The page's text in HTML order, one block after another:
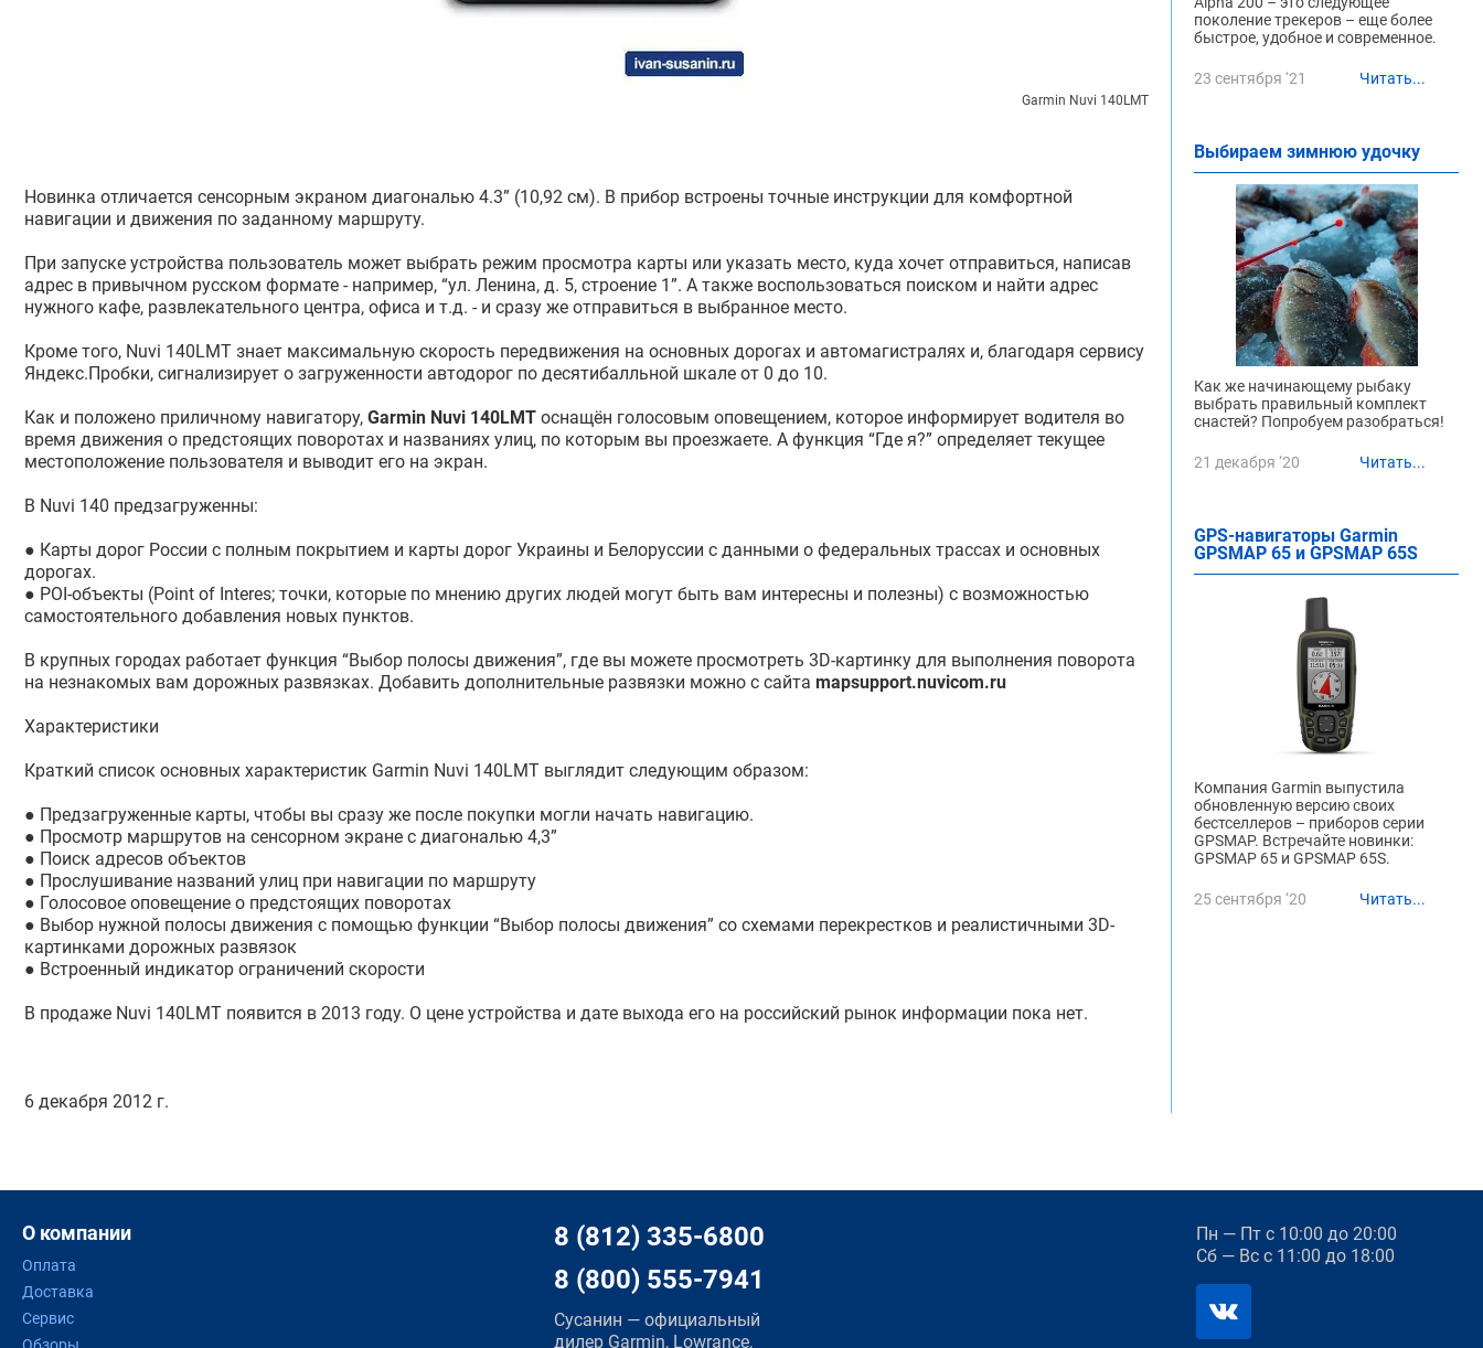
Garmin Nuvi 140LMT
Новинка отличается сенсорным экраном диагональю 4.3” (10,92 см). В прибор встроены точные инструкции для комфортной
навигации и движения по заданному маршруту.
При запуске устройства пользователь может выбрать режим просмотра карты или указать место, куда хочет отправиться, написав
адрес в привычном русском формате - например, “ул. Ленина, д. 5, строение 1”. А также воспользоваться поиском и найти адрес
нужного кафе, развлекательного центра, офиса и т.д. - и сразу же отправиться в выбранное место.
Кроме того, Nuvi 140LMT знает максимальную скорость передвижения на основных дорогах и автомагистралях и, благодаря сервису
Яндекс.Пробки, сигнализирует о загруженности автодорог по десятибалльной шкале от 0 до 10.
Как и положено приличному навигатору, Garmin Nuvi 140LMT оснащён голосовым оповещением, которое информирует водителя во
время движения о предстоящих поворотах и названиях улиц, по которым вы проезжаете. А функция “Где я?” определяет текущее
местоположение пользователя и выводит его на экран.
В Nuvi 140 предзагруженны:
● Карты дорог России с полным покрытием и карты дорог Украины и Белоруссии с данными о федеральных трассах и основных
дорогах.
● POI-объекты (Point of Interes; точки, которые по мнению других людей могут быть вам интересны и полезны) с возможностью
самостоятельного добавления новых пунктов.
В крупных городах работает функция “Выбор полосы движения”, где вы можете просмотреть 3D-картинку для выполнения поворота
на незнакомых вам дорожных развязках. Добавить дополнительные развязки можно с сайта mapsupport.nuvicom.ru
Характеристики
Краткий список основных характеристик Garmin Nuvi 140LMT выглядит следующим образом:
● Предзагруженные карты, чтобы вы сразу же после покупки могли начать навигацию.
● Просмотр маршрутов на сенсорном экране с диагональю 4,3”
● Поиск адресов объектов
● Прослушивание названий улиц при навигации по маршруту
● Голосовое оповещение о предстоящих поворотах
● Выбор нужной полосы движения с помощью функции “Выбор полосы движения” со схемами перекрестков и реалистичными 3D-
картинками дорожных развязок
● Встроенный индикатор ограничений скорости
В продаже Nuvi 140LMT появится в 2013 году. О цене устройства и дате выхода его на российский рынок информации пока нет.
6 декабря 2012 г.
поколение трекеров – еще более
быстрое, удобное и современное.
23 сентября ‘21 Читать...
Выбираем зимнюю удочку
Как же начинающему рыбаку
выбрать правильный комплект
снастей? Попробуем разобраться!
21 декабря ‘20 Читать...
GPS-навигаторы Garmin
GPSMAP 65 и GPSMAP 65S
Компания Garmin выпустила
обновленную версию своих
бестселлеров – приборов серии
GPSMAP. Встречайте новинки:
GPSMAP 65 и GPSMAP 65S.
25 сентября ‘20 Читать...
О компании
Оплата
Доставка
Сервис
8 (812) 335-6800
8 (800) 555-7941
Сусанин — официальный
дилер Garmin, Lowrance,
Пн — Пт с 10:00 до 20:00
Сб — Вс с 11:00 до 18:00